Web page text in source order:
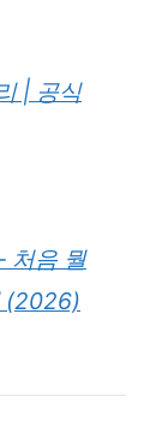
| 공식
처음 뭘
(2026)